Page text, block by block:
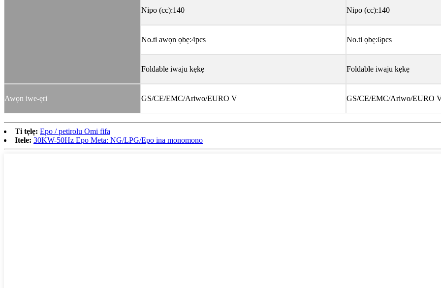
Nipo (cc):140 Nipo (cc):140
No.ti awọn ọbẹ:4pcs No.ti ọbẹ:6pcs
Foldable iwaju kẹkẹ Foldable iwaju kẹkẹ
Awọn iwe-ẹri GS/CE/EMC/Ariwo/EURO V GS/CE/EMC/Ariwo/EURO
Ti tẹlẹ: Epo / petirolu Omi fifa
Itele: 30KW-50Hz Epo Meta: NG/LPG/Epo ina monomono